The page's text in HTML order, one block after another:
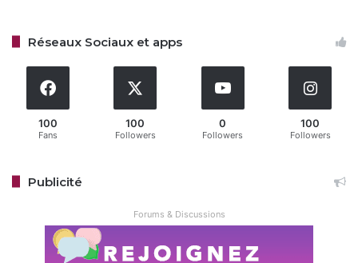
Réseaux Sociaux et apps
100
Fans
100
Followers
0
Followers
100
Followers
Publicité
Forums & Discussions